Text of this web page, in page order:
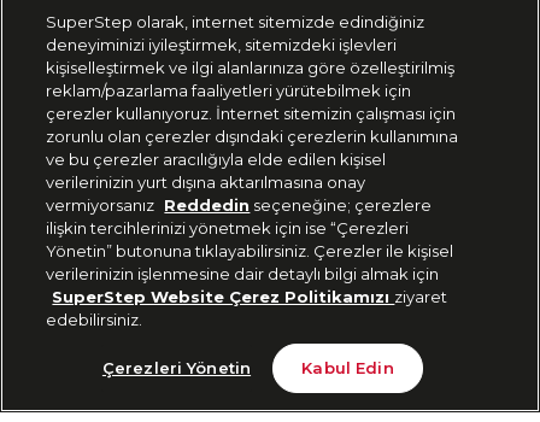
Tükendi
444 37 36
Uygulamadan Takip Edin
Bizi Takip Edin
SuperStep olarak, internet sitemizde edindiğiniz
deneyiminizi iyileştirmek, sitemizdeki işlevleri
kişiselleştirmek ve ilgi alanlarınıza göre özelleştirilmiş
reklam/pazarlama faaliyetleri yürütebilmek için
çerezler kullanıyoruz. İnternet sitemizin çalışması için
zorunlu olan çerezler dışındaki çerezlerin kullanımına
ve bu çerezler aracılığıyla elde edilen kişisel
verilerinizin yurt dışına aktarılmasına onay
vermiyorsanız Reddedin seçeneğine; çerezlere
ilişkin tercihlerinizi yönetmek için ise “Çerezleri
Yönetin” butonuna tıklayabilirsiniz. Çerezler ile kişisel
verilerinizin işlenmesine dair detaylı bilgi almak için
SuperStep Website Çerez Politikamızı ziyaret
edebilirsiniz.
Çerezleri Yönetin Kabul Edin